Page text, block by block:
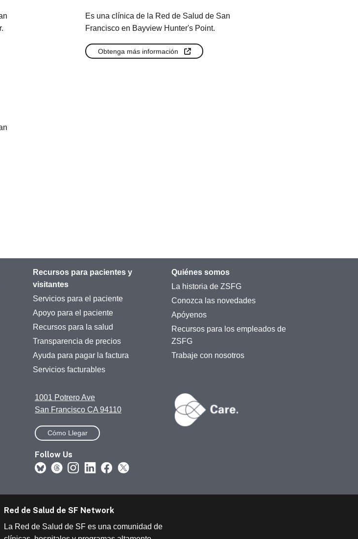
Es una clínica de la Red de Salud de San
Francisco en Bayview Hunter's Point.
Obtenga más información
Recursos para pacientes y
visitantes
Servicios para el paciente
Apoyo para el paciente
Recursos para la salud
Transparencia de precios
Ayuda para pagar la factura
Servicios facturables
Quiénes somos
La historia de ZSFG
Conozca las novedades
Apóyenos
Recursos para los empleados de
ZSFG
Trabaje con nosotros
1001 Potrero Ave
San Francisco CA 94110
Cómo Llegar
Follow Us
Red de Salud de SF Network
La Red de Salud de SF es una comunidad de